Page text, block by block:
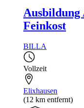
Feinkost
BILLA
Vollzeit
Elixhausen
(12 km entfernt)